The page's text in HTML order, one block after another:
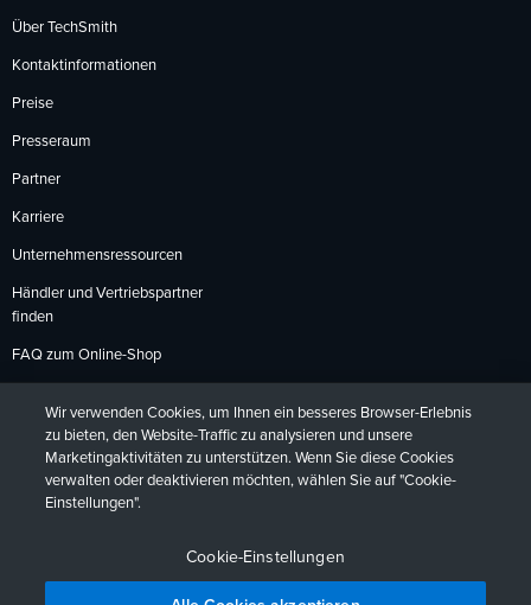
Über TechSmith
Kontaktinformationen
Preise
Presseraum
Partner
Karriere
Unternehmensressourcen
Händler und Vertriebspartner
finden
FAQ zum Online-Shop
Rückgabebedingungen
DeutschFrançaisEspañol日本語
Wir verwenden Cookies, um Ihnen ein besseres Browser-Erlebnis
zu bieten, den Website-Traffic zu analysieren und unsere
Marketingaktivitäten zu unterstützen. Wenn Sie diese Cookies
verwalten oder deaktivieren möchten, wählen Sie auf "Cookie-
Einstellungen".
Cookie-Einstellungen